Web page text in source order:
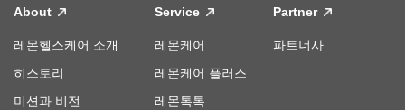
About
레몬헬스케어 소개
히스토리
미션과 비전
Service
레몬케어
레몬케어 플러스
레몬톡톡
Partner
파트너사